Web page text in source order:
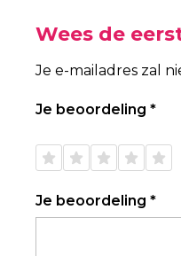
Wees de
Je e-mailadres zal
Je beoordeling *
de 5
de 5
de 5
de 5
de 5
Je beoordeling *